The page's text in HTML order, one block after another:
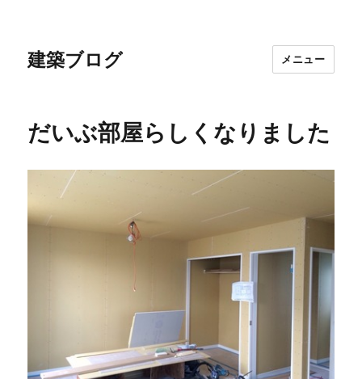
建築ブログ メニュー
だいぶ部屋らしくなりました